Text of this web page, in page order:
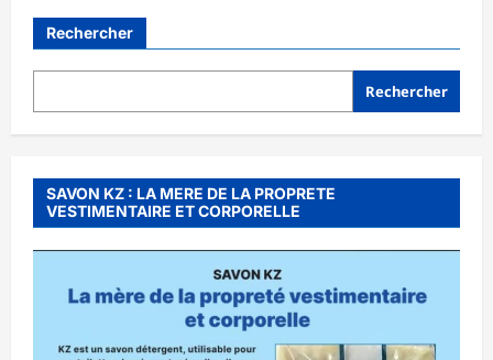
Rechercher
Rechercher
SAVON KZ : LA MERE DE LA PROPRETE
VESTIMENTAIRE ET CORPORELLE